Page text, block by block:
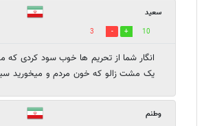
سعید
10
3
انگار شما از تحریم ها خوب سود کردی که
یک مشت زالو که خون مردم و میخورید
وطنم